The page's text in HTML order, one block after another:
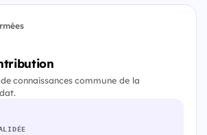
connaissances commune de la